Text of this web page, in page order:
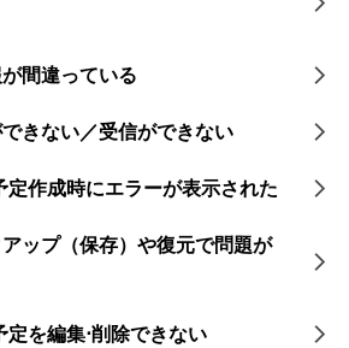
間違っている
きない／受信ができない
作成時にエラーが表示された
ップ（保存）や復元で問題が
を編集⋅削除できない